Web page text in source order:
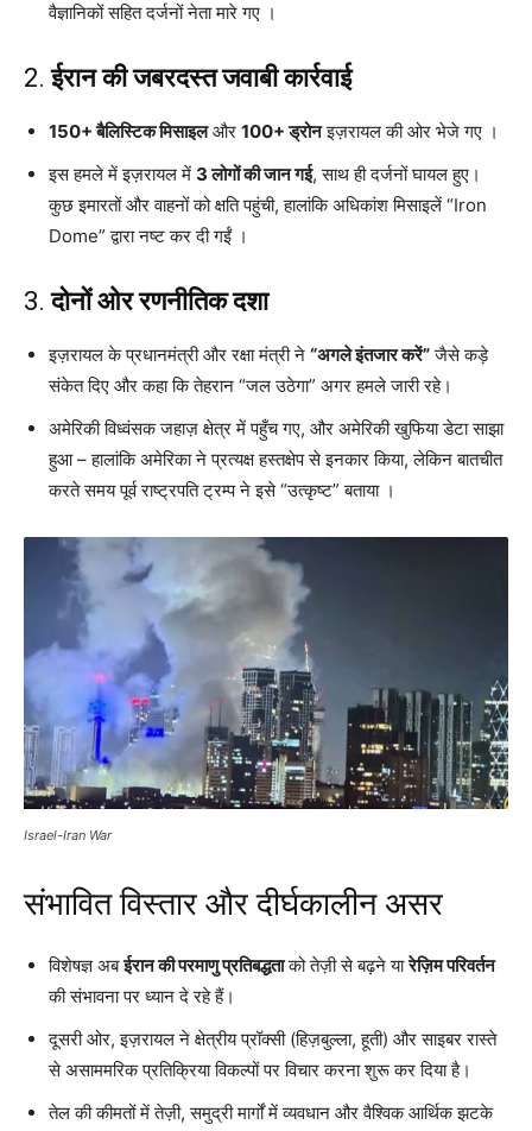
वैज्ञानिकों सहित दर्जनों नेता मारे गए ।
2.ईरान की जबरदस्त जवाबी कार्रवाई
150+ बैलिस्टिक मिसाइलऔर 100+ ड्रोनइज़रायल की ओर भेजे गए ।
इस हमले में इज़रायल में 3 लोगों की जान गई, साथ ही दर्जनों घायल हुए।
कुछ इमारतों और वाहनों को क्षति पहुंची, हालांकि अधिकांश मिसाइलें “Iron
Dome” द्वारा नष्ट कर दी गईं ।
3.दोनों ओर रणनीतिक दशा
इज़रायल के प्रधानमंत्री और रक्षा मंत्री ने “अगले इंतजार करें”जैसे कड़े
संकेत दिए और कहा कि तेहरान “जल उठेगा” अगर हमले जारी रहे।
अमेरिकी विध्वंसक जहाज़ क्षेत्र में पहुँच गए, और अमेरिकी खुफिया डेटा साझा
हुआ – हालांकि अमेरिका ने प्रत्यक्ष हस्तक्षेप से इनकार किया, लेकिन बातचीत
करते समय पूर्व राष्ट्रपति ट्रम्प ने इसे “उत्कृष्ट” बताया ।
Israel-Iran War
संभावित विस्तार और दीर्घकालीन असर
विशेषज्ञ अबईरान की परमाणु प्रतिबद्धताको तेज़ी से बढ़ने यारेज़िम परिवर्तन
की संभावना पर ध्यान दे रहे हैं।
दूसरी ओर, इज़रायल ने क्षेत्रीय प्रॉक्सी (हिज़बुल्ला, हूती) और साइबर रास्ते
से असाममरिक प्रतिक्रिया विकल्पों पर विचार करना शुरू कर दिया है।
तेल की कीमतों में तेज़ी, समुद्री मार्गों में व्यवधान और वैश्विक आर्थिक झटके